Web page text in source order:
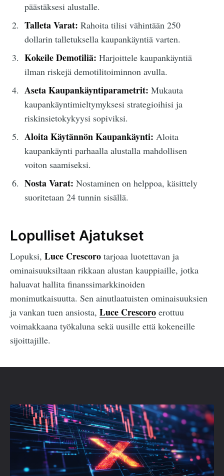
päästäksesi alustalle.
Talleta Varat: Rahoita tilisi vähintään 250
dollarin talletuksella kaupankäyntiä varten.
Kokeile Demotiliä: Harjoittele kaupankäyntiä
ilman riskejä demotilitoiminnon avulla.
Aseta Kaupankäyntiparametrit: Mukauta
kaupankäyntimieltymyksesi strategioihisi ja
riskinsietokykyysi sopiviksi.
Aloita Käytännön Kaupankäynti: Aloita
kaupankäynti parhaalla alustalla mahdollisen
voiton saamiseksi.
Nosta Varat: Nostaminen on helppoa, käsittely
suoritetaan 24 tunnin sisällä.
Lopulliset Ajatukset
Lopuksi, Luce Crescoro tarjoaa luotettavan ja
ominaisuuksiltaan rikkaan alustan kauppiaille, jotka
haluavat hallita finanssimarkkinoiden
monimutkaisuutta. Sen ainutlaatuisten ominaisuuksien
ja vankan tuen ansiosta, Luce Crescoro erottuu
voimakkaana työkaluna sekä uusille että kokeneille
sijoittajille.